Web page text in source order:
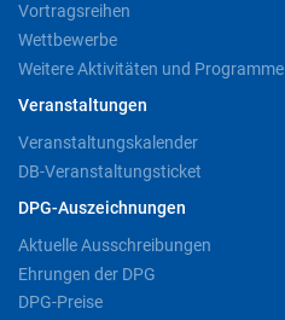
Vortragsreihen
Wettbewerbe
Weitere Aktivitäten und Programme
Veranstaltungen
Veranstaltungskalender
DB-Veranstaltungsticket
DPG-Auszeichnungen
Aktuelle Ausschreibungen
Ehrungen der DPG
DPG-Preise